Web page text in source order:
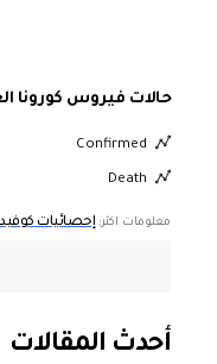
حالات فيروس كورونا
Confirmed
Death
معلومات اكثر:إحصائيات كوفيد -
أحدث المقالات